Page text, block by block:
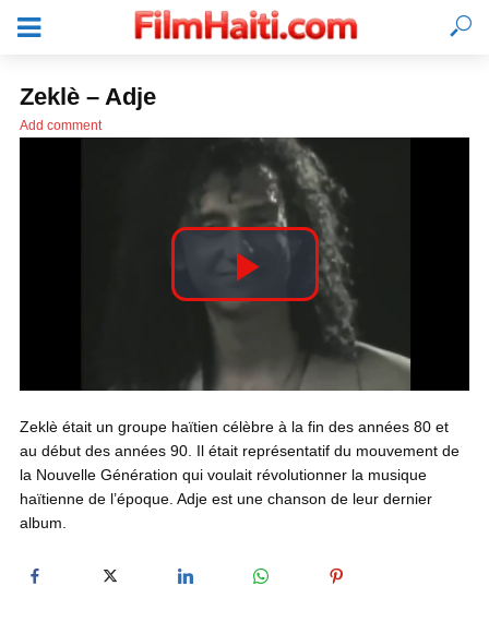
Zeklè – Adje
Add comment
P
l
a
y
V
Zeklè était un groupe haïtien célèbre à la fin des années 80 et
au début des années 90. Il était représentatif du mouvement de
la Nouvelle Génération qui voulait révolutionner la musique
haïtienne de l’époque. Adje est une chanson de leur dernier
album.